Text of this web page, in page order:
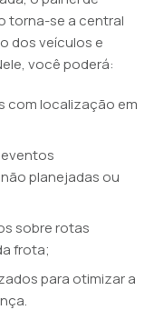
torna-se a central
dos veículos e
você poderá:
com localização em
planejadas ou
sobre rotas
frota;
para otimizar a